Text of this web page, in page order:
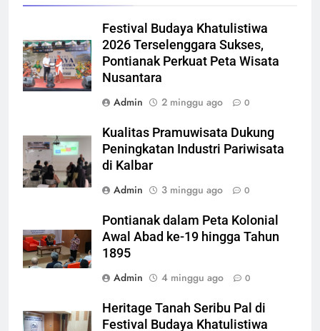
Festival Budaya Khatulistiwa
2026 Terselenggara Sukses,
Pontianak Perkuat Peta Wisata
Nusantara
Admin
2 minggu ago 0
Kualitas Pramuwisata Dukung
Peningkatan Industri Pariwisata
di Kalbar
Admin
3 minggu ago 0
Pontianak dalam Peta Kolonial
Awal Abad ke-19 hingga Tahun
1895
Admin
4 minggu ago 0
Heritage Tanah Seribu Pal di
Festival Budaya Khatulistiwa